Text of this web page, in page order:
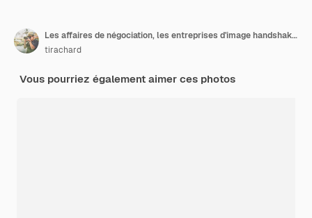
Les affaires de négociation, les entreprises d'image handshake, heureux avec le travail, la femme d'affaires qu'elle apprécie avec son compagnon de travail, Handshake Gesturing People Connection Deal Concept.
tirachard
Vous pourriez également aimer ces photos